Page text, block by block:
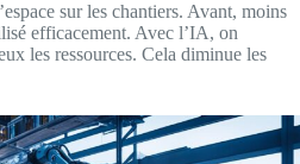
sur les chantiers. Avant, moins
efficacement. Avec l’IA, on
les ressources. Cela diminue les